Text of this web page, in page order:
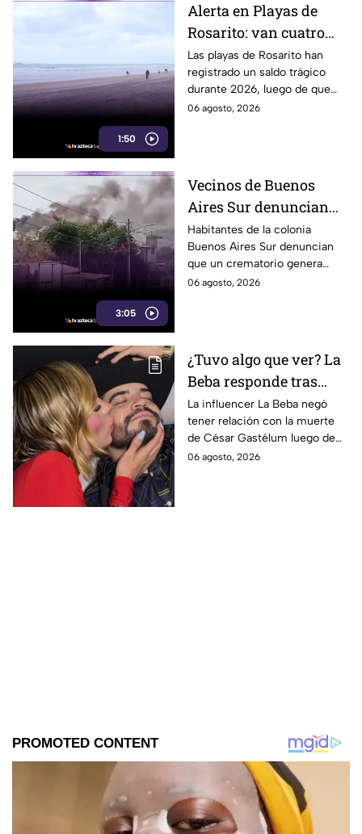
1:50
Alerta en Playas de
Rosarito: van cuatro
ahogados en playas en
lo que va del año
Las playas de Rosarito han
registrado un saldo trágico
durante 2026, luego de que
cuatro personas perdieran la
06 agosto, 2026
3:05
Vecinos de Buenos
Aires Sur denuncian
humo y fuertes olores
de crematorio que
entran a sus casas
Habitantes de la colonia
Buenos Aires Sur denuncian
que un crematorio genera
humo y fuertes olores que
06 agosto, 2026
¿Tuvo algo que ver? La
Beba responde tras
señalamientos por la
muerte de César
Gastélum
La influencer La Beba negó
tener relación con la muerte
de César Gastélum luego de
recibir críticas y
06 agosto, 2026